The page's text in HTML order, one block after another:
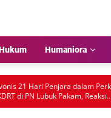
Humaniora
Hari Penjara dalam Perkara
PN Lubuk Pakam, Reaksi
Banding Jadi Sorotan